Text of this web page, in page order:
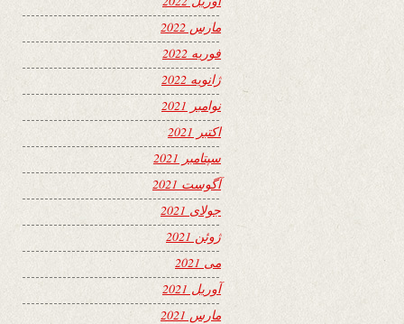
مارس 2022
فوریه 2022
ژانویه 2022
نوامبر 2021
اکتبر 2021
سپتامبر 2021
آگوست 2021
جولای 2021
ژوئن 2021
می 2021
آوریل 2021
مارس 2021